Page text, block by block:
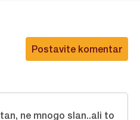
Postavite komentar
ne mnogo slan..ali to